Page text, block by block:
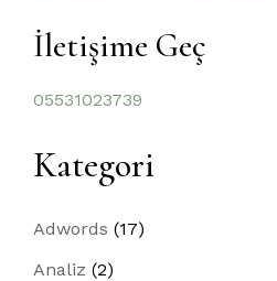
İletişime Geç
05531023739
Kategori
Adwords (17)
Analiz (2)